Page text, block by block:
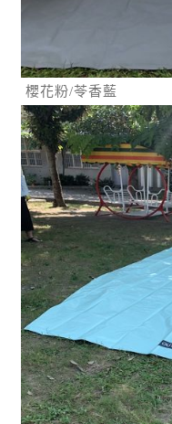
櫻花粉/苓香藍